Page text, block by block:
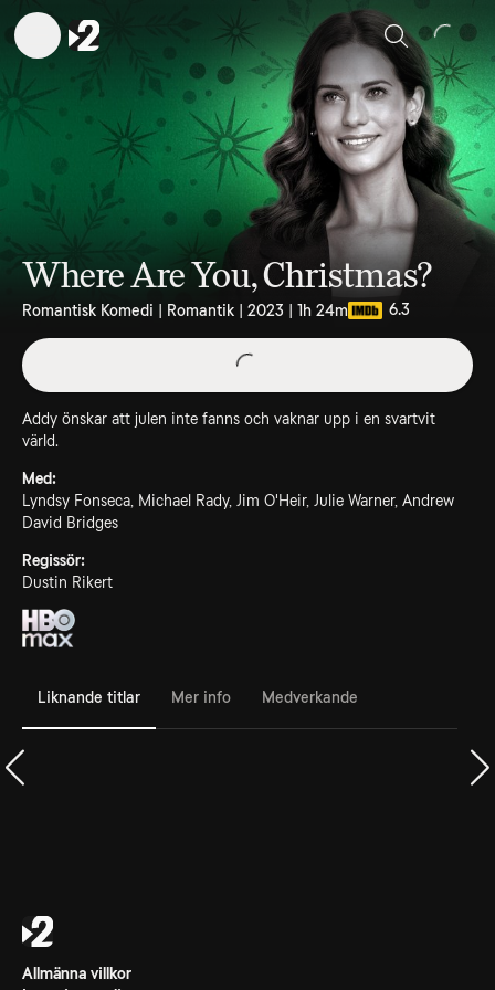
Sök
Where Are You, Christmas?
Romantisk Komedi | Romantik | 2023 | 1h 24m 6.3
Addy önskar att julen inte fanns och vaknar upp i en svartvit
värld.
Med:
Lyndsy Fonseca, Michael Rady, Jim O'Heir, Julie Warner, Andrew
David Bridges
Regissör:
Dustin Rikert
Liknande titlar Mer info Medverkande
Allmänna villkor